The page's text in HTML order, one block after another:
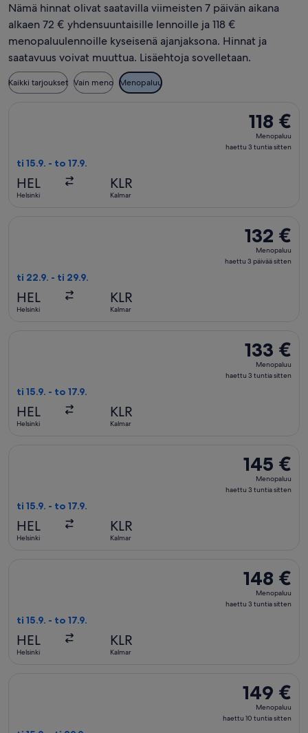
Nämä hinnat olivat saatavilla viimeisten 7 päivän aikana
alkaen 72 € yhdensuuntaisille lennoille ja 118 €
menopaluulennoille kyseisenä ajanjaksona. Hinnat ja
saatavuus voivat muuttua. Lisäehtoja sovelletaan.
Kaikki tarjoukset Vain meno Menopaluu
118 €
Menopaluu,
haettu
118 €
Menopaluu
haettu 3 tuntia sitten
ti 15.9. - to 17.9.
HEL
Helsinki
KLR
Kalmar
132 €
Menopaluu,
haettu
132 €
Menopaluu
haettu 3 päivää sitten
ti 22.9. - ti 29.9.
HEL
Helsinki
KLR
Kalmar
133 €
Menopaluu,
haettu
133 €
Menopaluu
haettu 3 tuntia sitten
ti 15.9. - to 17.9.
HEL
Helsinki
KLR
Kalmar
145 €
Menopaluu,
haettu
145 €
Menopaluu
haettu 3 tuntia sitten
ti 15.9. - to 17.9.
HEL
Helsinki
KLR
Kalmar
148 €
Menopaluu,
haettu
148 €
Menopaluu
haettu 3 tuntia sitten
ti 15.9. - to 17.9.
HEL
Helsinki
KLR
Kalmar
149 €
Menopaluu,
haettu
149 €
Menopaluu
haettu 10 tuntia sitten